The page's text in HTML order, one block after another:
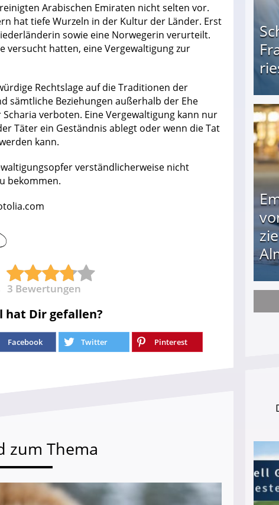
Arabischen Emiraten nicht selten vor.
hat tiefe Wurzeln in der Kultur der Länder. Erst
sowie eine Norwegerin verurteilt.
versucht hatten, eine Vergewaltigung zur
Rechtslage auf die Traditionen der
sämtliche Beziehungen außerhalb der Ehe
verboten. Eine Vergewaltigung kann nur
Täter ein Geständnis ablegt oder wenn die Tat
kann.
verständlicherweise nicht
bekommen.
3 Bewertungen
hat Dir gefallen?
Facebook Twitter Pinterest
zum Thema
Schreckliche Diagnose: Frau "schwanger" mit
Empathie? Nicht vorhanden! - Jobcenter zieht